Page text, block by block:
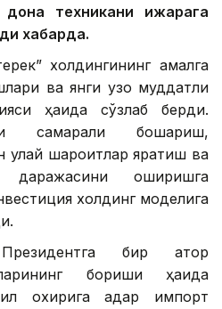
техникани ижарага
хабарда.
холдингининг амалга
ва янги узоқ муддатли
ҳақида сўзлаб берди.
самарали бошқариш,
қулай шароитлар яратиш ва
даражасини оширишга
холдинг моделига
бир қатор
бориши ҳақида
охирига қадар импорт